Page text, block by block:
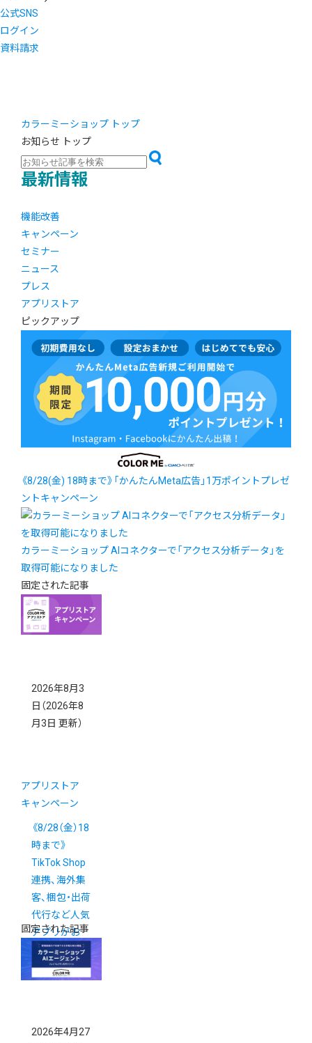
公式SNS
ログイン
資料請求
カラーミーショップ トップ
お知らせ トップ
最新情報
機能改善
キャンペーン
セミナー
ニュース
プレス
アプリストア
ピックアップ
《8/28(金) 18時まで》「かんたんMeta広告」1万ポイントプレゼ
ントキャンペーン
カラーミーショップ AIコネクターで「アクセス分析データ」を
取得可能になりました
固定された記事
2026年8月3
日 （2026年8
月3日 更新）
アプリストア
キャンペーン
《8/28（金）18
時まで》
TikTok Shop
連携、海外集
客、梱包・出荷
代行など人気
アプリがお
得！New!
固定された記事
2026年4月27